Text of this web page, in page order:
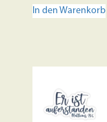
In den Warenkorb